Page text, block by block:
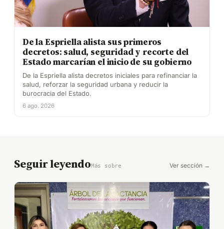
De la Espriella alista sus primeros
decretos: salud, seguridad y recorte del
Estado marcarían el inicio de su gobierno
De la Espriella alista decretos iniciales para refinanciar la
salud, reforzar la seguridad urbana y reducir la
burocracia del Estado.
6 ago. 2026
Seguir leyendoMás sobre Ver sección →